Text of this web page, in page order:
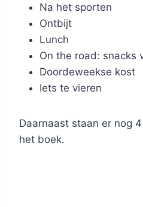
Na het sporten
Ontbijt
Lunch
On the road: snacks
Doordeweekse kost
Iets te vieren
Daarnaast staan er nog
het boek.